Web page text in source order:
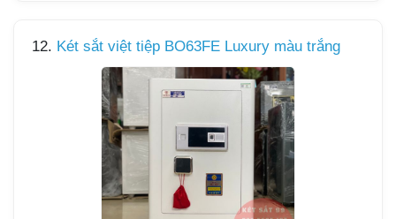
12. Két sắt việt tiệp BO63FE Luxury màu trắng